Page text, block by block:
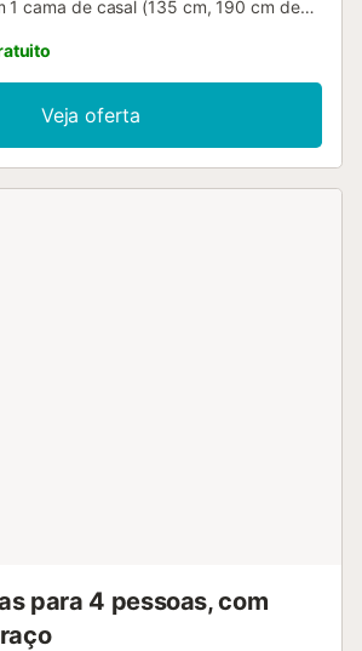
1 cama de casal (135 cm, 190 cm de
(forno, Máquina de lavar loiçã 4 placas
microondas, máquina de café
de assento/WC. Ar condicionado,
Terraço. Móveis de terraço,
alojamento dispõe de: máquina de lavar a
Veja oferta
para 4 pessoas, com